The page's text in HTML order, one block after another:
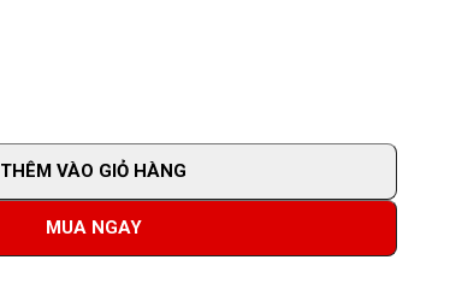
THÊM VÀO GIỎ HÀNG
MUA NGAY